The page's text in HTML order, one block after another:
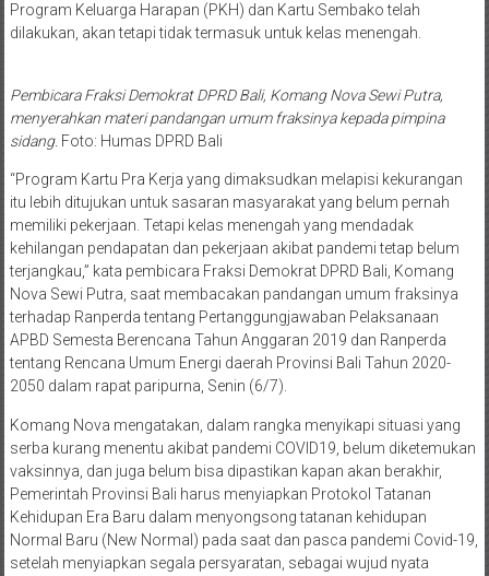
Program Keluarga Harapan (PKH) dan Kartu Sembako telah
dilakukan, akan tetapi tidak termasuk untuk kelas menengah.
Pembicara Fraksi Demokrat DPRD Bali, Komang Nova Sewi Putra,
menyerahkan materi pandangan umum fraksinya kepada pimpina
sidang. Foto: Humas DPRD Bali
“Program Kartu Pra Kerja yang dimaksudkan melapisi kekurangan
itu lebih ditujukan untuk sasaran masyarakat yang belum pernah
memiliki pekerjaan. Tetapi kelas menengah yang mendadak
kehilangan pendapatan dan pekerjaan akibat pandemi tetap belum
terjangkau,” kata pembicara Fraksi Demokrat DPRD Bali, Komang
Nova Sewi Putra, saat membacakan pandangan umum fraksinya
terhadap Ranperda tentang Pertanggungjawaban Pelaksanaan
APBD Semesta Berencana Tahun Anggaran 2019 dan Ranperda
tentang Rencana Umum Energi daerah Provinsi Bali Tahun 2020-
2050 dalam rapat paripurna, Senin (6/7).
Komang Nova mengatakan, dalam rangka menyikapi situasi yang
serba kurang menentu akibat pandemi COVID19, belum diketemukan
vaksinnya, dan juga belum bisa dipastikan kapan akan berakhir,
Pemerintah Provinsi Bali harus menyiapkan Protokol Tatanan
Kehidupan Era Baru dalam menyongsong tatanan kehidupan
Normal Baru (New Normal) pada saat dan pasca pandemi Covid-19,
setelah menyiapkan segala persyaratan, sebagai wujud nyata